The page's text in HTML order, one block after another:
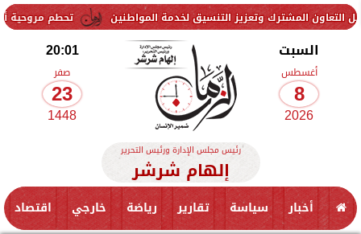
تحطم مروحية أثناء مكافحة حريق التنسيق لخدمة المواطنين
السبت
أغسطس
8
2026
20:01
صفر
23
1448
رئيس مجلس الإدارة ورئيس التحرير
إلهام شرشر
أخبار سياسة تقارير رياضة خارجي اقتصاد